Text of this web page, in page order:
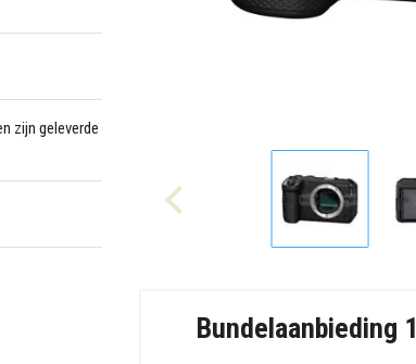
zijn geleverde
Bundelaanbieding 1